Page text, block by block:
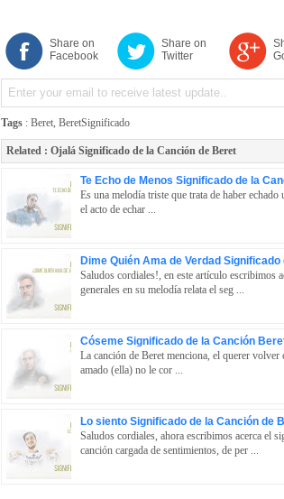
Share on
Facebook
Share on
Twitter
Tags : Beret, BeretSignificado
Related : Ojalá Significado de la Canción de Beret
Te Echo de Menos Significado de la
Es una melodía triste que trata de haber
el acto de echar ...
Dime Quién Ama de Verdad
Saludos cordiales!, en este artículo escribimos
generales en su melodía relata el seg ...
Cóseme Significado de la Canción
La canción de Beret menciona, el querer
amado (ella) no le cor ...
Lo siento Significado de la Canción de
Saludos cordiales, ahora escribimos acerca el
canción cargada de sentimientos, de per ...